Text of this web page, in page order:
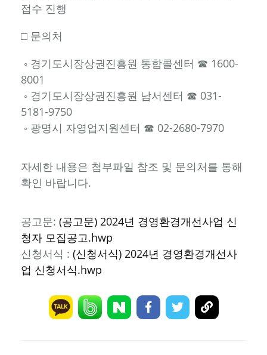
접수 진행
□ 문의처
◦ 경기도시장상권진흥원 통합콜센터 ☎ 1600-
8001
◦ 경기도시장상권진흥원 남서센터 ☎ 031-
5181-9750
◦ 광명시 자영업지원센터 ☎ 02-2680-7970
자세한 내용은 첨부파일 참조 및 문의처를 통해
확인 바랍니다.
공고문: (공고문) 2024년 경영환경개선사업 신
청자 모집공고.hwp
신청서식 : (신청서식) 2024년 경영환경개선사
업 신청서식.hwp